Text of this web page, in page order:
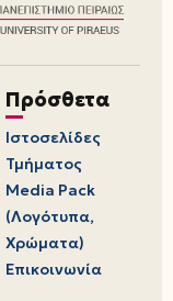
Πρόσθετα
Ιστοσελίδες
Τμήματος
Media Pack
(Λογότυπα,
Χρώματα)
Επικοινωνία